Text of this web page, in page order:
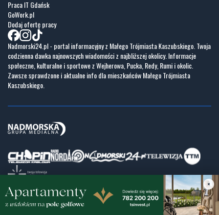
Praca IT Gdańsk
GoWork.pl
Dodaj ofertę pracy
Nadmorski24.pl - portal informacyjny z Małego Trójmiasta Kaszubskiego. Twoja
codzienna dawka najnowszych wiadomości z najbliższej okolicy. Informacje
społeczne, kulturalne i sportowe z Wejherowa, Pucka, Redy, Rumi i okolic.
Zawsze sprawdzone i aktualne info dla mieszkańców Małego Trójmiasta
Kaszubskiego.
Copyrights © Nadmorski24.pl 2026 r.
Projekt i wykonaniePixlab.pl
×